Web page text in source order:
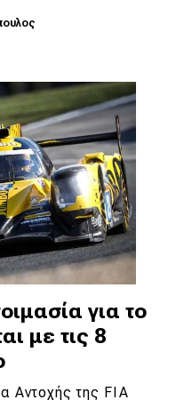
για το
με τις 8
Αντοχής της FIA